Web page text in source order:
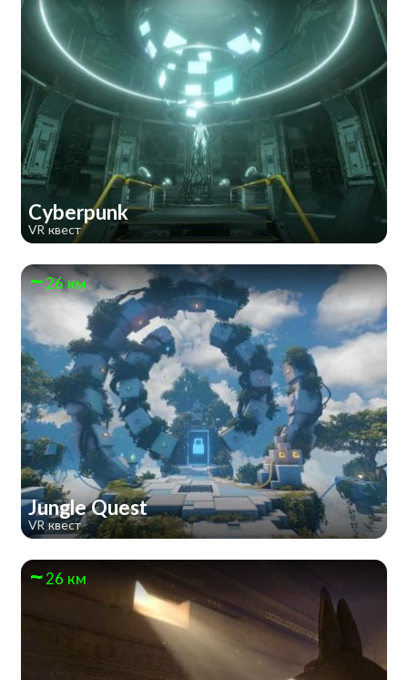
Cyberpunk
VR квест
26 км
Jungle Quest
VR квест
26 км